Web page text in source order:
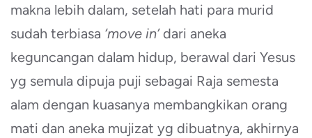
makna lebih dalam, setelah hati para murid
sudah terbiasa ‘move in’dari aneka
keguncangan dalam hidup, berawal dari Yesus
yg semula dipuja puji sebagai Raja semesta
alam dengan kuasanya membangkikan orang
mati dan aneka mujizat yg dibuatnya, akhirnya